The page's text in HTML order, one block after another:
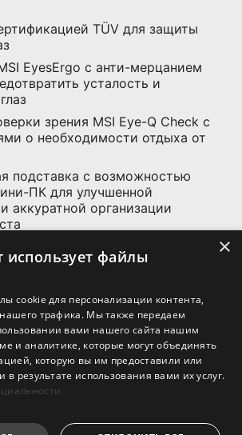
TÜV для защиты
EyesErgo с анти-мерцанием
усталость и
зрения MSI Eye-Q Check с
о необходимости отдыха от
подставка с возможностью
ПК для улучшенной
аккуратной организации
и VGA (D-Sub) —
решение для всех ваших задач
крепление VESA и слот для
СПЕЦИФИКАЦИЯ
×
использует файлы
cookie для персонализации контента,
трафика. Мы также передаем
вами нашего сайта нашим
и аналитике, которые могут объединять
которую вы им предоставили или
в результате использования вами их услуг.